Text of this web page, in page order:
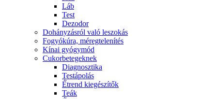
Láb
Test
Dezodor
Dohányzásról való leszokás
Fogyókúra, méregtelenítés
Kínai gyógymód
Cukorbetegeknek
Diagnosztika
Testápolás
É́trend kiegészítők
Teák